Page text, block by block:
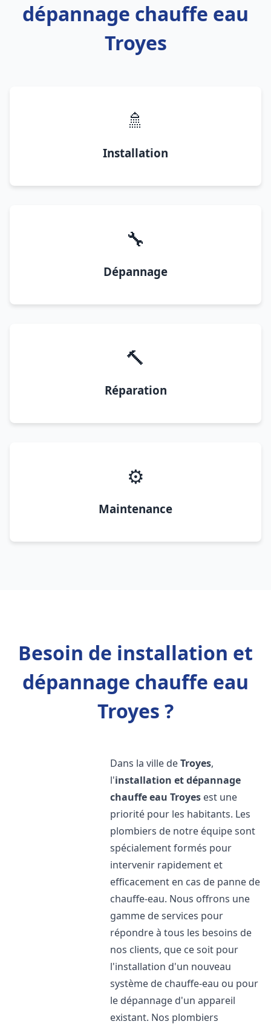
dépannage chauffe eau
Troyes
🚿
Installation
🔧
Dépannage
🔨
Réparation
⚙️
Maintenance
Besoin de installation et
dépannage chauffe eau
Troyes ?
Dans la ville deTroyes,
l'installation et dépannage
chauffe eau Troyes est une
priorité pour les habitants. Les
plombiers de notre équipe sont
spécialement formés pour
intervenir rapidement et
efficacement en cas de panne de
chauffe-eau. Nous offrons une
gamme de services pour
répondre à tous les besoins de
nos clients, que ce soit pour
l'installation d'un nouveau
système de chauffe-eau ou pour
le dépannage d'un appareil
existant. Nos plombiers